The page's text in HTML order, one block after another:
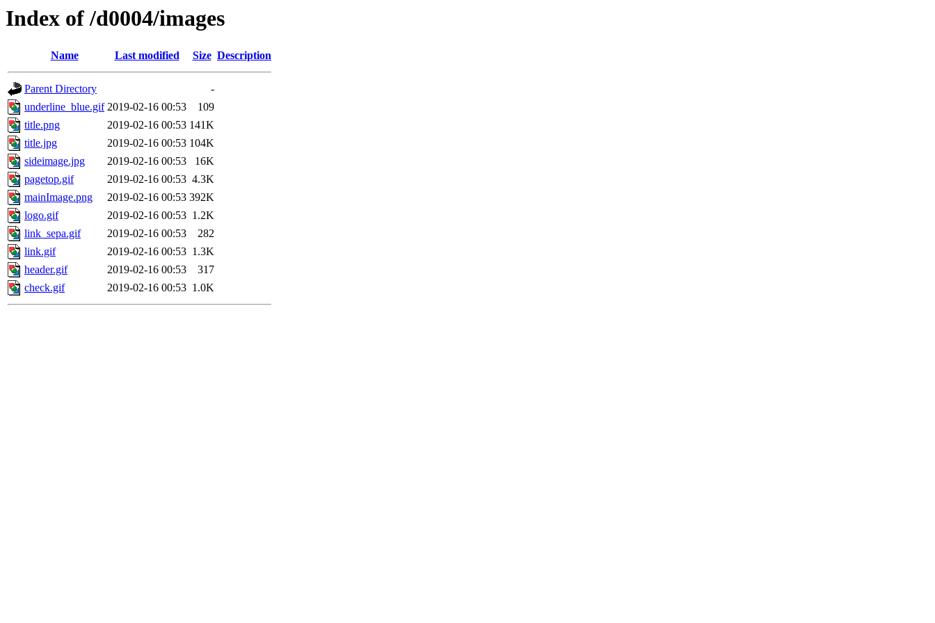
Index of /d0004/images
Name Last modified Size Description
Parent Directory
-
underline_blue.gif 2019-02-16 00:53
109
title.png
2019-02-16 00:53 141K
title.jpg
2019-02-16 00:53 104K
sideimage.jpg
2019-02-16 00:53
16K
pagetop.gif
2019-02-16 00:53 4.3K
mainImage.png
2019-02-16 00:53 392K
logo.gif
2019-02-16 00:53 1.2K
link_sepa.gif
2019-02-16 00:53
282
link.gif
2019-02-16 00:53 1.3K
header.gif
2019-02-16 00:53
317
check.gif
2019-02-16 00:53 1.0K